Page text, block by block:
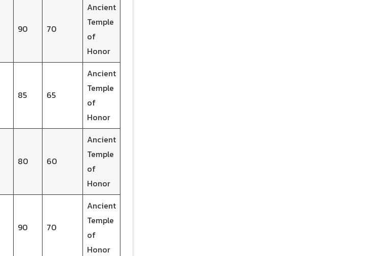
90 70
Ancient
Temple
of
Honor
85 65
Ancient
Temple
of
Honor
80 60
Ancient
Temple
of
Honor
90 70
Ancient
Temple
of
Honor